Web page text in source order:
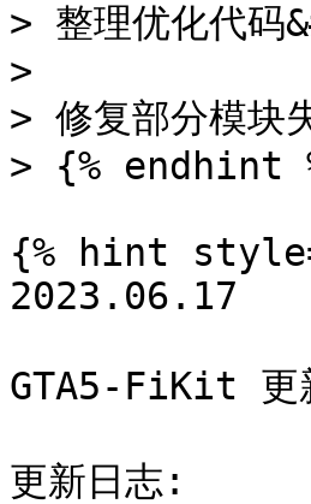
> 整理优化代码
>
> 修复部分模块
> {% endhint
{% hint
2023.06.17
GTA5-FiKit 更
更新日志: